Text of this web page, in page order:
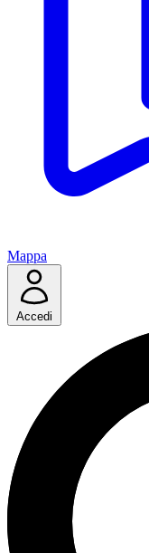
Mappa
Accedi